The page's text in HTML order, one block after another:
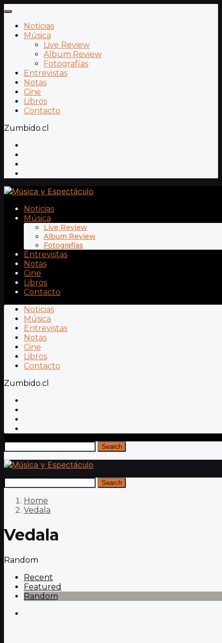
Noticias
Música
Live Review
Album Review
Fotografías
Entrevistas
Notas
Cine
Libros
Contacto
Zumbido.cl
Noticias
Música
Live Review
Album Review
Fotografías
Entrevistas
Notas
Cine
Libros
Contacto
Noticias
Música
Entrevistas
Notas
Cine
Libros
Contacto
Zumbido.cl
Search
Search
Home
Vedala
Vedala
Random
Recent
Featured
Random